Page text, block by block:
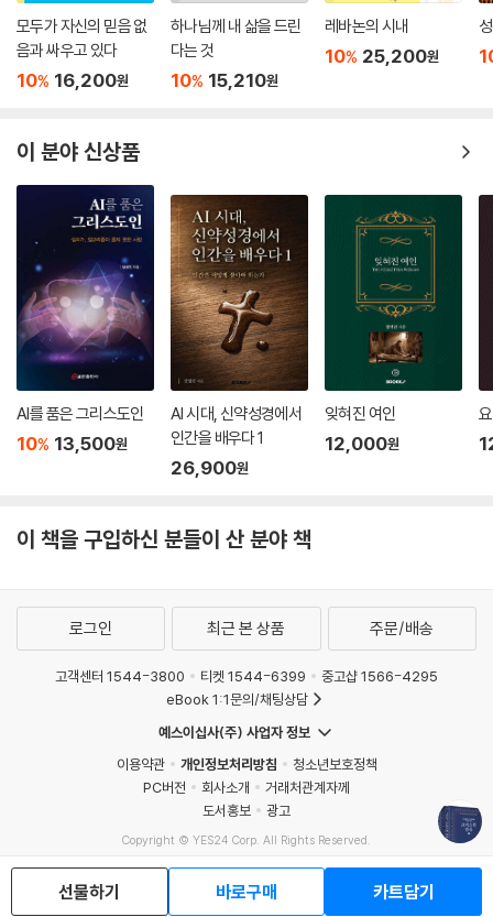
는 작은 죄들(sins)을 만들어내는 몸통 죄이고, 작은 죄들을 돋아나게 하
는 뿌리 죄며, 작은 죄들을 끊임없이 만들어내는 공장 죄다. 그 죄의 핵심이
무엇인가? ‘나’다. 그 ‘나’는 언제나 하나님 대신 내가 하나님이 되고 싶어
혹시 십계명을 다 지켜 살다가는 자유가 박탈된 숨 막히는 삶을 살게 되지
않을까 염려스러운가? 아니다. 그 반대다. 미국의 운전방식과 한국의 운전
방식의 차이를 설명하면서 그 염려를 씻어주겠다. 한국에서는 유턴하라고
표시된 곳이나, 좌회전하라고 표시된 곳 이외에서 좌회전이나 유턴을 하면
안 된다. 그래서 우리는 유턴 표시가 있는 곳까지 가기 위해 때로는 1킬로
미터도 더 가야 한다. 미국은 반대다. 유턴하지 말라는 표시가 없는 한 아무
데서나 유턴을 해도 된다. 좌회전을 하지 말라는 표시가 없는 한 어디서나
좌회전을 해도 되고 유턴해도 된다. 계명은 후자의 방식으로 우리 삶을 자
유케 한다.
--- p. 135
우리를 파멸시키는 것이 마귀의 목표다. 우리를 파멸시킴으로써 그가 얻는
직접 도전하지는 못하지만 하나님이 만드신 최고의 작품인 인간을 망가뜨
림으로써 하나님을 욕되게 하는 것이 그의 목표다. 그 방법도 변하지 않았
다.
--- p. 345
이것을 우리가 잘 아는 말로 바꾸면, “나라와 권세와 영광이 아버지께 영원
한 확신에 찬 그의 기도 때문이었다. 그의 기도가 확신에 찰 수 있었던 것은
그 기도의 뿌리가 자신의 기도의 질이나 양에 있지 않고 기도를 들으시는
대상에 있었기 때문이다.
모두가 자신의 믿음 없
음과 싸우고 있다
10% 16,200원
하나님께 내 삶을 드린
다는 것
10% 15,210원
레바논의 시내
10% 25,200원
이 분야 신상품
AI를 품은 그리스도인
10% 13,500원
AI 시대, 신약성경에서
인간을 배우다 1
26,900원
잊혀진 여인
12,000원
이 책을 구입하신 분들이 산 분야 책
선물하기 바로구매 카트담기
로그인 최근 본 상품 주문/배송
고객센터 1544-3800 티켓 1544-6399
중고샵 1566-4295
eBook 1:1문의/채팅상담
예스이십사(주) 사업자 정보
이용약관
개인정보처리방침
청소년보호정책
PC버전
회사소개
거래처관계자께
도서홍보
광고
Copyright © YES24 Corp. All Rights Reserved.